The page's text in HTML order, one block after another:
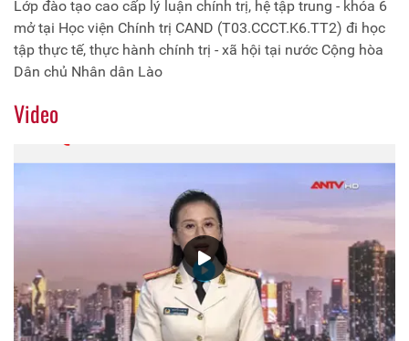
Lớp đào tạo cao cấp lý luận chính trị, hệ tập trung - khóa 6
mở tại Học viện Chính trị CAND (T03.CCCT.K6.TT2) đi học
tập thực tế, thực hành chính trị - xã hội tại nước Cộng hòa
Dân chủ Nhân dân Lào
Video